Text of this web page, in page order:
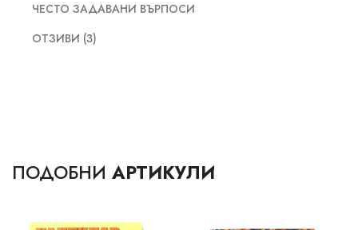
ЧЕСТО ЗАДАВАНИ ВЪРПОСИ
ОТЗИВИ (3)
ПОДОБНИ АРТИКУЛИ